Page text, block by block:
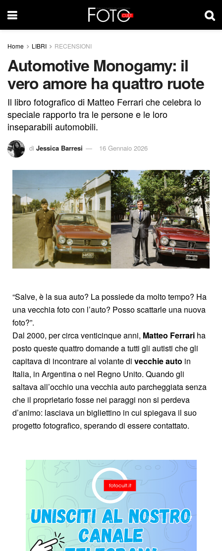
Home LIBRI RECENSIONI
Automotive Monogamy: il
vero amore ha quattro ruote
Il libro fotografico di Matteo Ferrari che celebra lo
speciale rapporto tra le persone e le loro
inseparabili automobili.
di Jessica Barresi 16 Gennaio 2026
“Salve, è la sua auto? La possiede da molto tempo? Ha
una vecchia foto con l’auto? Posso scattarle una nuova
foto?”.
Dal 2000, per circa venticinque anni, Matteo Ferrari ha
posto queste quattro domande a tutti gli autisti che gli
capitava di incontrare al volante di vecchie auto in
Italia, in Argentina o nel Regno Unito. Quando gli
saltava all’occhio una vecchia auto parcheggiata senza
che il proprietario fosse nei paraggi non si perdeva
d’animo: lasciava un bigliettino in cui spiegava il suo
progetto fotografico, sperando di essere contattato.